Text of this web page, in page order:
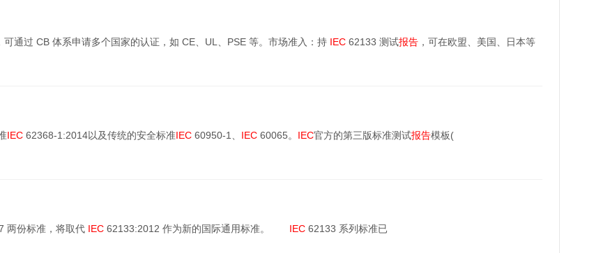
可通过 CB 体系申请多个国家的认证，如 CE、UL、PSE 等。市场准入：持 IEC 62133 测试报告 ，可在欧盟、美国、日本等
IEC 62368-1:2014以及传统的安全标准IEC 60950-1、 IEC 60065。 IEC官方的第三版标准测试报告模板(
两份标准，将取代 IEC 62133:2012 作为新的国际通用标准。 IEC 62133 系列标准已